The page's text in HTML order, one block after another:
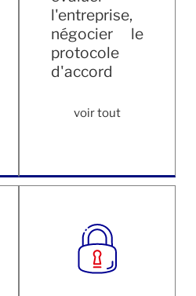
l'entreprise,
négocier le
protocole
d'accord
voir tout